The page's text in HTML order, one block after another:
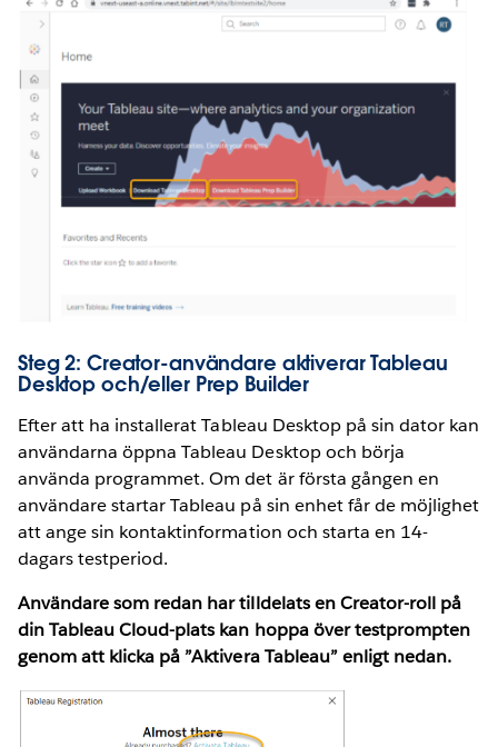
Steg 2: Creator-användare aktiverar Tableau
Desktop och/eller Prep Builder
Efter att ha installerat Tableau Desktop på sin dator kan
användarna öppna Tableau Desktop och börja
använda programmet. Om det är första gången en
användare startar Tableau på sin enhet får de möjlighet
att ange sin kontaktinformation och starta en 14-
dagars testperiod.
Användare som redan har tilldelats en Creator-roll på
din Tableau Cloud-plats kan hoppa över testprompten
genom att klicka på ”Aktivera Tableau” enligt nedan.